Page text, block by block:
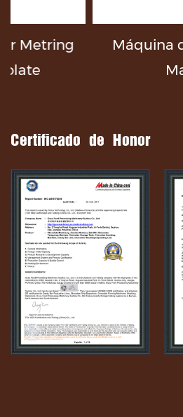
Máquina de
Machine
Certificado de Honor